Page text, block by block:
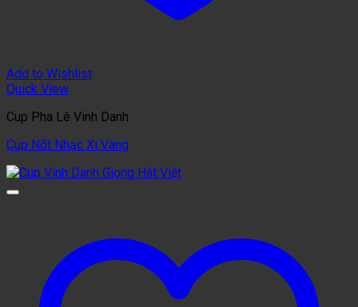
Add to Wishlist
Quick View
Cup Pha Lê Vinh Danh
Cup Nốt Nhạc Xi Vàng